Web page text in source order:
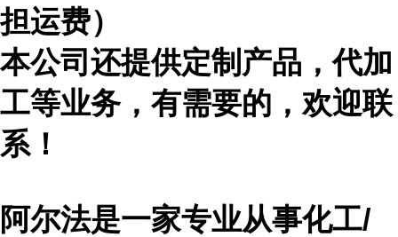
担运费）
本公司还提供定制产品，代加
工等业务，有需要的，欢迎联
系！
阿尔法是一家专业从事化工/